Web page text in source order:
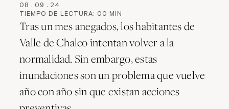
08 . 09 . 24
TIEMPO DE LECTURA: 00 MIN
Tras un mes anegados, los habitantes de
Valle de Chalco intentan volver a la
normalidad. Sin embargo, estas
inundaciones son un problema que vuelve
año con año sin que existan acciones